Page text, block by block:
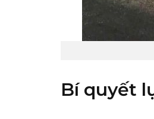
Bí quyết